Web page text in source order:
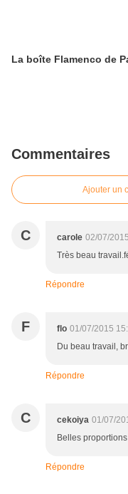
La boîte Flamenco de
Commentaires
Ajouter un
C carole 02/07/
Très beau
Répondre
F flo 01/07/2015
Du beau travail,
Répondre
C cekoiya 01/07/
Belles
Répondre